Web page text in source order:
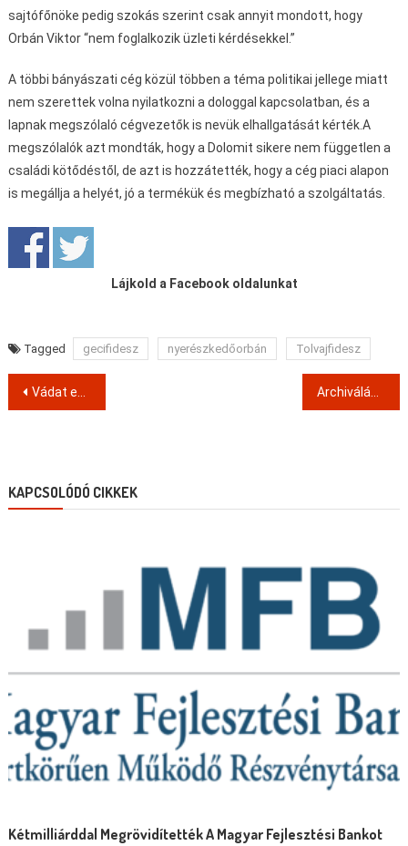
sajtófőnöke pedig szokás szerint csak annyit mondott, hogy
Orbán Viktor “nem foglalkozik üzleti kérdésekkel.”
A többi bányászati cég közül többen a téma politikai jellege miatt
nem szerettek volna nyilatkozni a dologgal kapcsolatban, és a
lapnak megszólaló cégvezetők is nevük elhallgatását kérték.A
megszólalók azt mondták, hogy a Dolomit sikere nem független a
családi kötődéstől, de azt is hozzátették, hogy a cég piaci alapon
is megállja a helyét, jó a termékük és megbízható a szolgáltatás.
Lájkold a Facebook oldalunkat
Tagged gecifidesz nyerészkedőorbán Tolvajfidesz
Post
Vádat emeltek az Eximbank volt vezetői ellen.
KAPCSOLÓDÓ CIKKEK
Kétmilliárddal Megrövidítették A Magyar Fejlesztési Bankot